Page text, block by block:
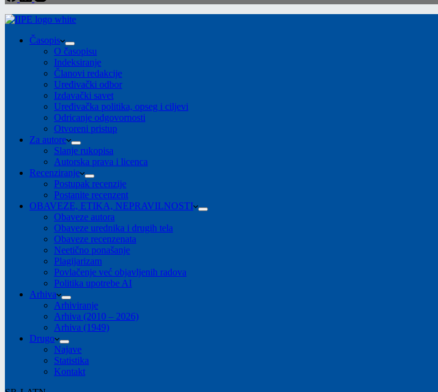
Časopis
O časopisu
Indeksiranje
Članovi redakcije
Uređivački odbor
Izdavački savet
Uređivačka politika, opseg i ciljevi
Odricanje odgovornosti
Otvoreni pristup
Za autore
Slanje rukopisa
Autorska prava i licenca
Recenziranje
Postupak recenzije
Postanite recenzent
OBAVEZE, ETIKA, NEPRAVILNOSTI
Obaveze autora
Obaveze urednika i drugih tela
Obaveze recenzenata
Neetično ponašanje
Plagijarizam
Povlačenje već objavljenih radova
Politika upotrebe AI
Arhiva
Arhiviranje
Arhiva (2010 – 2026)
Arhiva (1949)
Drugo
Najave
Statistika
Kontakt